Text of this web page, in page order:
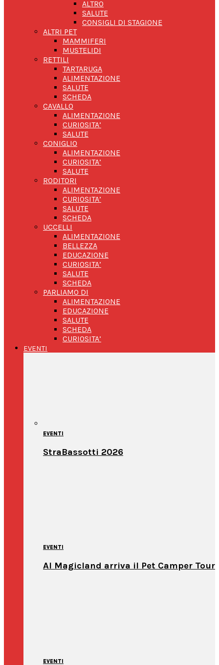
ALTRO
SALUTE
CONSIGLI DI STAGIONE
ALTRI PET
MAMMIFERI
MUSTELIDI
RETTILI
TARTARUGA
ALIMENTAZIONE
SALUTE
SCHEDA
CAVALLO
ALIMENTAZIONE
CURIOSITA’
SALUTE
CONIGLIO
ALIMENTAZIONE
CURIOSITA’
SALUTE
RODITORI
ALIMENTAZIONE
CURIOSITA’
SALUTE
SCHEDA
UCCELLI
ALIMENTAZIONE
BELLEZZA
EDUCAZIONE
CURIOSITA’
SALUTE
SCHEDA
PARLIAMO DI
ALIMENTAZIONE
EDUCAZIONE
SALUTE
SCHEDA
CURIOSITA’
EVENTI
EVENTI
StraBassotti 2026
EVENTI
Al Magicland arriva il Pet Camper Tour
EVENTI